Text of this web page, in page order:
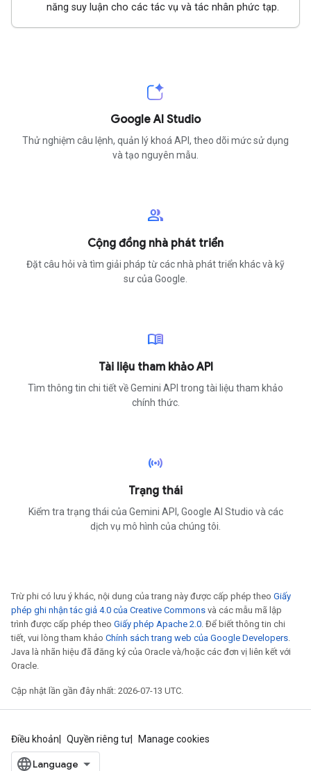
năng suy luận cho các tác vụ và tác nhân phức tạp.
Google AI Studio
Thử nghiệm câu lệnh, quản lý khoá API, theo dõi mức sử dụng
và tạo nguyên mẫu.
group
Cộng đồng nhà phát triển
Đặt câu hỏi và tìm giải pháp từ các nhà phát triển khác và kỹ
sư của Google.
menu_book
Tài liệu tham khảo API
Tìm thông tin chi tiết về Gemini API trong tài liệu tham khảo
chính thức.
sensors
Trạng thái
Kiểm tra trạng thái của Gemini API, Google AI Studio và các
dịch vụ mô hình của chúng tôi.
Trừ phi có lưu ý khác, nội dung của trang này được cấp phép theo Giấy
phép ghi nhận tác giả 4.0 của Creative Commons và các mẫu mã lập
trình được cấp phép theo Giấy phép Apache 2.0 . Để biết thông tin chi
tiết, vui lòng tham khảo Chính sách trang web của Google Developers
Java là nhãn hiệu đã đăng ký của Oracle và/hoặc các đơn vị liên kết với
Oracle.
Cập nhật lần gần đây nhất: 2026-07-13 UTC.
Điều khoản Quyền riêng tư Manage cookies